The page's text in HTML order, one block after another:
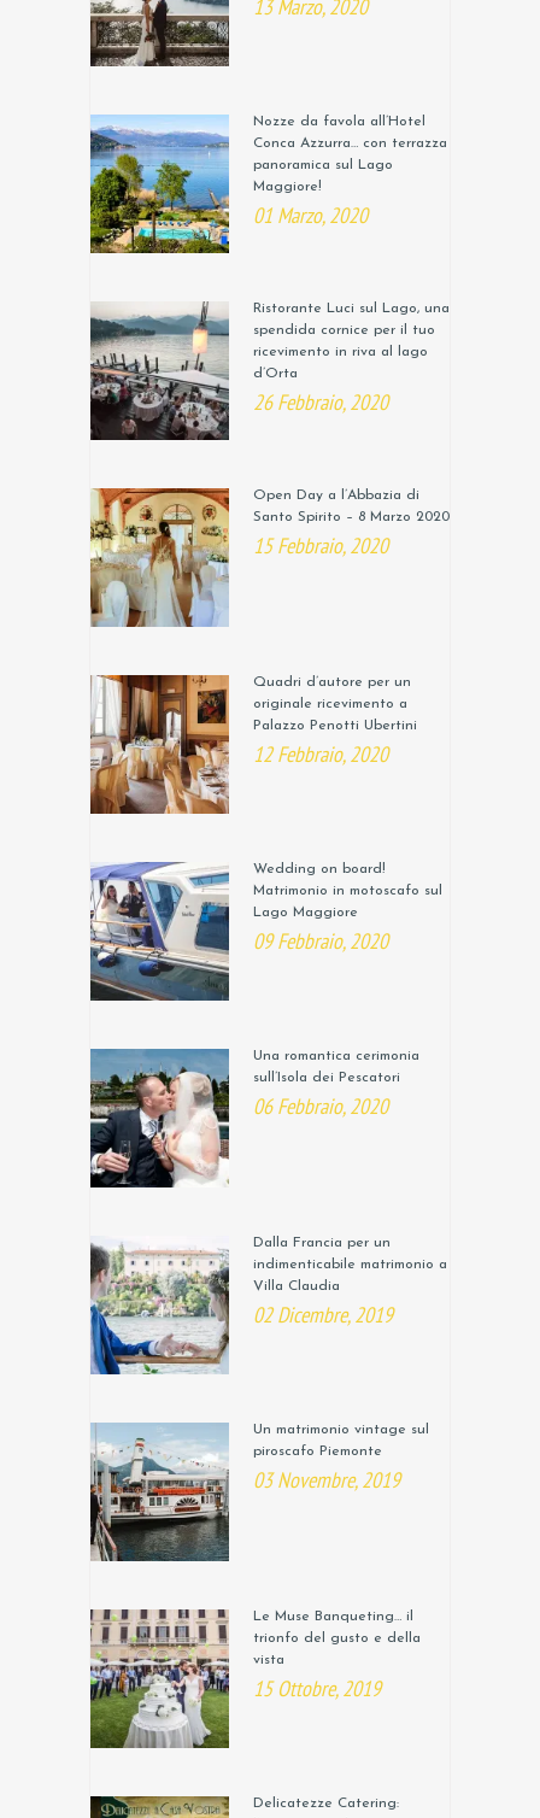
13 Marzo, 2020
Nozze da favola all’Hotel
Conca Azzurra… con terrazza
panoramica sul Lago
Maggiore!
01 Marzo, 2020
Ristorante Luci sul Lago, una
spendida cornice per il tuo
ricevimento in riva al lago
d’Orta
26 Febbraio, 2020
Open Day a l’Abbazia di
Santo Spirito – 8 Marzo 2020
15 Febbraio, 2020
Quadri d’autore per un
originale ricevimento a
Palazzo Penotti Ubertini
12 Febbraio, 2020
Wedding on board!
Matrimonio in motoscafo sul
Lago Maggiore
09 Febbraio, 2020
Una romantica cerimonia
sull’Isola dei Pescatori
06 Febbraio, 2020
Dalla Francia per un
indimenticabile matrimonio a
Villa Claudia
02 Dicembre, 2019
Un matrimonio vintage sul
piroscafo Piemonte
03 Novembre, 2019
Le Muse Banqueting… il
trionfo del gusto e della
vista
15 Ottobre, 2019
Delicatezze Catering: